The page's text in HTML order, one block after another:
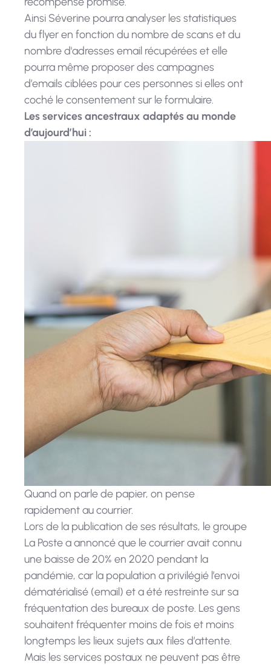
Ainsi Séverine pourra analyser les statistiques
du flyer en fonction du nombre de scans et du
nombre d'adresses email récupérées et elle
pourra même proposer des campagnes
d’emails ciblées pour ces personnes si elles ont
coché le consentement sur le formulaire.
Les services ancestraux adaptés au monde
d’aujourd’hui :
Quand on parle de papier, on pense
rapidement au courrier.
Lors de la publication de ses résultats, le groupe
La Poste a annoncé que le courrier avait connu
une baisse de 20% en 2020 pendant la
pandémie, car la population a privilégié l’envoi
dématérialisé (email) et a été restreinte sur sa
fréquentation des bureaux de poste. Les gens
souhaitent fréquenter moins de fois et moins
longtemps les lieux sujets aux files d’attente.
Mais les services postaux ne peuvent pas être